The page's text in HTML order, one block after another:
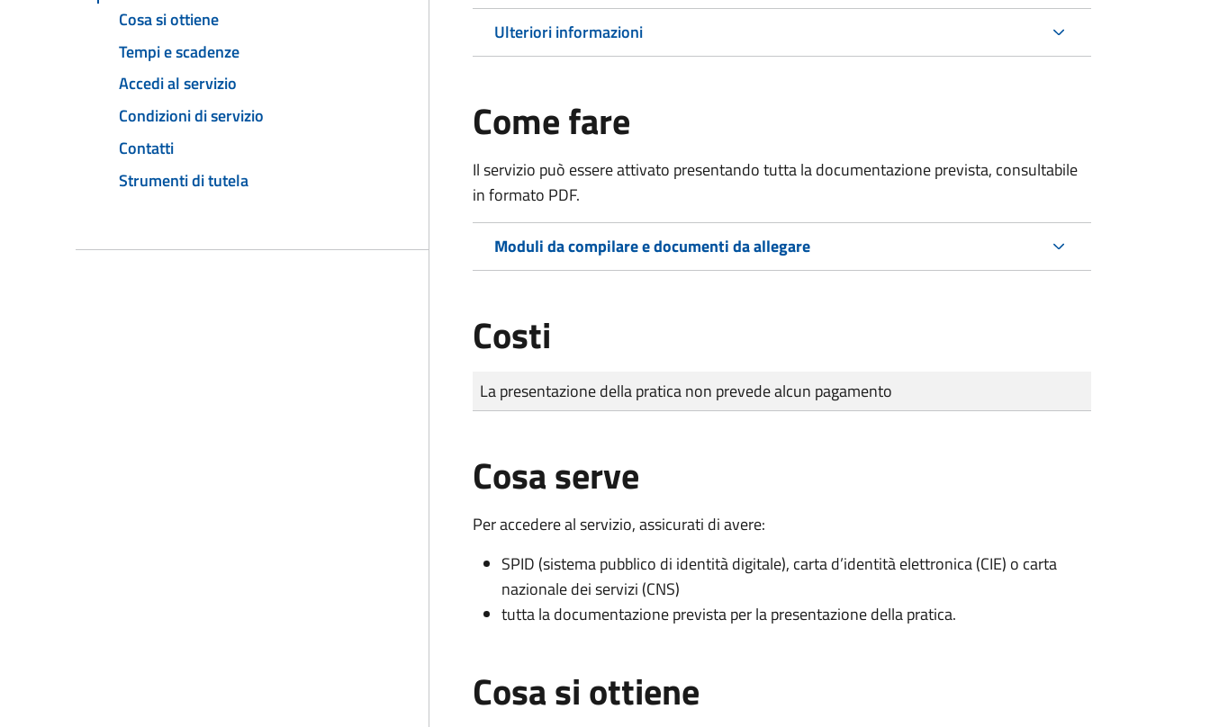
Cosa si ottiene
Tempi e scadenze
Accedi al servizio
Condizioni di servizio
Contatti
Strumenti di tutela
Ulteriori informazioni
Come fare
Il servizio può essere attivato presentando tutta la documentazione prevista, consultabile
in formato PDF.
Moduli da compilare e documenti da allegare
Costi
Tipo di pagamento
Importo
La presentazione della pratica non prevede alcun pagamento
Cosa serve
Per accedere al servizio, assicurati di avere:
SPID (sistema pubblico di identità digitale), carta d’identità elettronica (CIE) o carta
nazionale dei servizi (CNS)
tutta la documentazione prevista per la presentazione della pratica.
Cosa si ottiene